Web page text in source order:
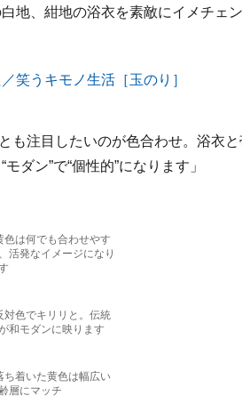
地、紺地の浴衣を素敵にイメチェ
も注目したいのが色合わせ。浴衣
ダン”で“個性的”になります」
色は何でも合わせやす
活発なイメージになり
対色でキリリと。伝統
和モダンに映ります
ち着いた黄色は幅広い
層にマッチ